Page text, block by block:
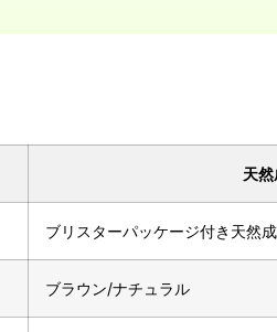
天
ブリスターパッケージ付き天然
ブラウン/ナチュラル